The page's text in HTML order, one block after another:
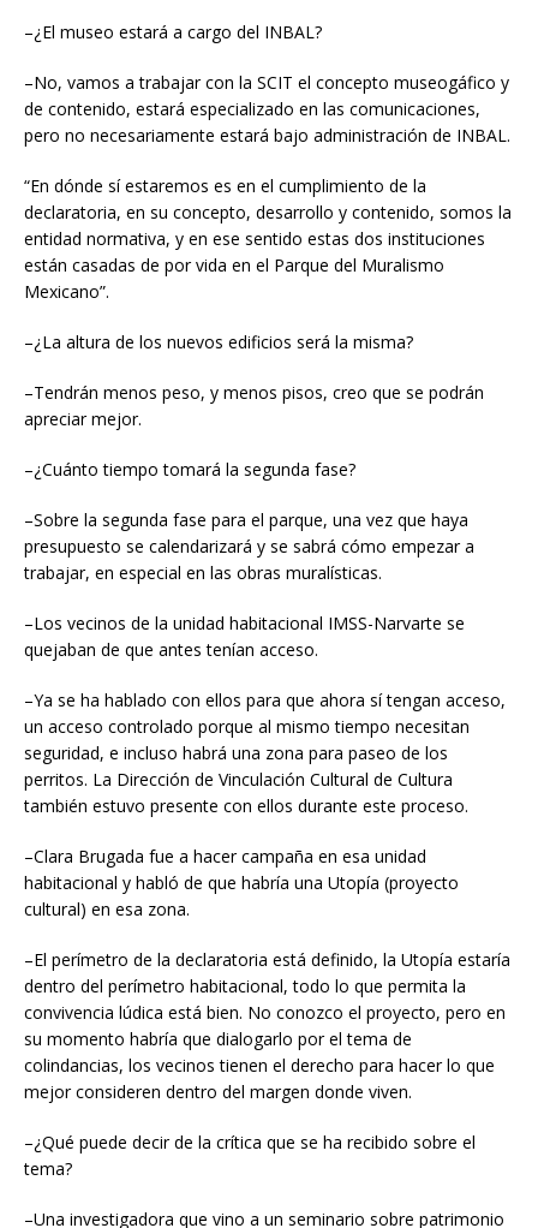
–¿El museo estará a cargo del INBAL?
–No, vamos a trabajar con la SCIT el concepto museogáfico y
de contenido, estará especializado en las comunicaciones,
pero no necesariamente estará bajo administración de INBAL.
“En dónde sí estaremos es en el cumplimiento de la
declaratoria, en su concepto, desarrollo y contenido, somos la
entidad normativa, y en ese sentido estas dos instituciones
están casadas de por vida en el Parque del Muralismo
Mexicano”.
–¿La altura de los nuevos edificios será la misma?
–Tendrán menos peso, y menos pisos, creo que se podrán
apreciar mejor.
–¿Cuánto tiempo tomará la segunda fase?
–Sobre la segunda fase para el parque, una vez que haya
presupuesto se calendarizará y se sabrá cómo empezar a
trabajar, en especial en las obras muralísticas.
–Los vecinos de la unidad habitacional IMSS-Narvarte se
quejaban de que antes tenían acceso.
–Ya se ha hablado con ellos para que ahora sí tengan acceso,
un acceso controlado porque al mismo tiempo necesitan
seguridad, e incluso habrá una zona para paseo de los
perritos. La Dirección de Vinculación Cultural de Cultura
también estuvo presente con ellos durante este proceso.
–Clara Brugada fue a hacer campaña en esa unidad
habitacional y habló de que habría una Utopía (proyecto
cultural) en esa zona.
–El perímetro de la declaratoria está definido, la Utopía estaría
dentro del perímetro habitacional, todo lo que permita la
convivencia lúdica está bien. No conozco el proyecto, pero en
su momento habría que dialogarlo por el tema de
colindancias, los vecinos tienen el derecho para hacer lo que
mejor consideren dentro del margen donde viven.
–¿Qué puede decir de la crítica que se ha recibido sobre el
tema?
–Una investigadora que vino a un seminario sobre patrimonio